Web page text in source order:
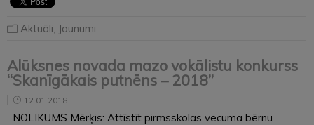
Aktuāli Jaunumi
Alūksnes novada mazo vokālistu konkurss
“Skanīgākais putnēns – 2018”
12.01.2018
NOLIKUMS Mērķis: Attīstīt pirmsskolas vecuma bērnu